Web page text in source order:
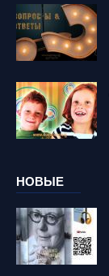
НОВЫЕ